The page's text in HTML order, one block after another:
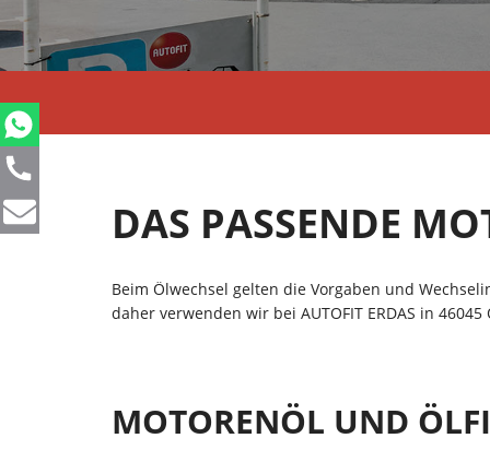
DAS PASSENDE
Beim Ölwechsel gelten die Vorgaben und
daher verwenden wir bei AUTOFIT ERDAS in
MOTORENÖL UND